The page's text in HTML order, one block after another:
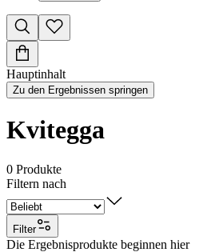
Hauptinhalt
Zu den Ergebnissen springen
Kvitegga
0 Produkte
Filtern nach
Filter
Die Ergebnisprodukte beginnen hier